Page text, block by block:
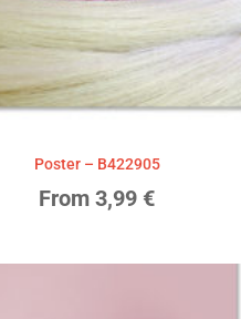
Poster – B422905
From 3,99 €